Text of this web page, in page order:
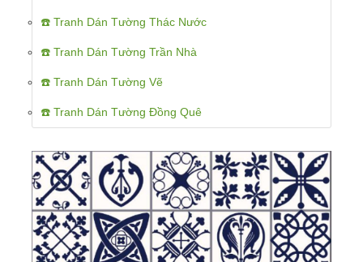
☎️ Tranh Dán Tường Thác Nước
☎️ Tranh Dán Tường Trần Nhà
☎️ Tranh Dán Tường Vẽ
☎️ Tranh Dán Tường Đồng Quê